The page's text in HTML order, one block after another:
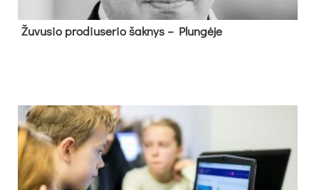
Žu­vu­sio pro­diu­se­rio šak­nys – Plun­gė­je